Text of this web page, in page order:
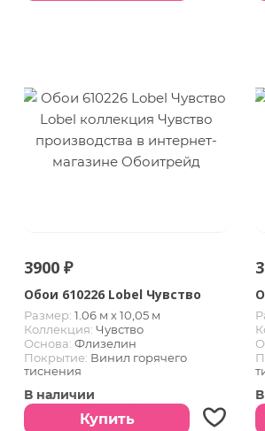
3900 ₽
Обои 610226 Lobel Чувство
Размер: 1.06 м х 10,05 м
Коллекция: Чувство
Основа: Флизелин
Покрытие: Винил горячего
тиснения
В наличии
Купить